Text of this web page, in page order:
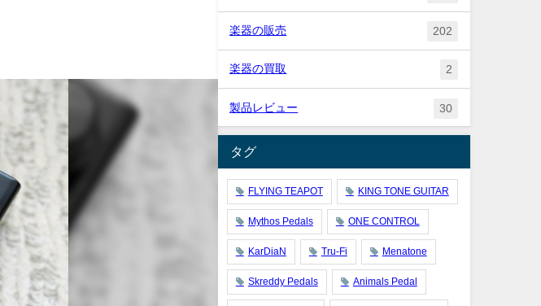
楽器の販売 202
楽器の買取 2
製品レビュー 30
タグ
FLYING TEAPOT KING TONE GUITAR
Mythos Pedals ONE CONTROL
KarDiaN Tru-Fi Menatone
Skreddy Pedals Animals Pedal